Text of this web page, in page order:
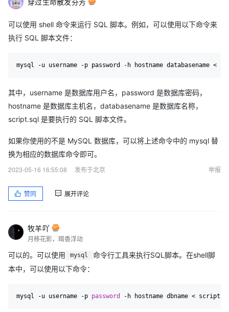
可以使用 shell 命令来运行 SQL 脚本。例如，可以使用以下命令来
执行 SQL 脚本文件：
mysql -u username -p password -h hostname databasename <
其中，username 是数据库用户名，password 是数据库密码，
hostname 是数据库主机名，databasename 是数据库名称，
script.sql 是要执行的 SQL 脚本文件。
如果你使用的不是 MySQL 数据库，可以将上述命令中的 mysql 替
换为相应的数据库命令即可。
2023-05-16 16:55:08
发布于北京 举报
赞同 展开评论
牧羊吖
月移花影，暗香浮动
可以的。可以使用
mysql
命令行工具来执行SQL脚本。在shell脚
本中，可以使用以下命令：
mysql -u username -p password -h hostname dbname < script.